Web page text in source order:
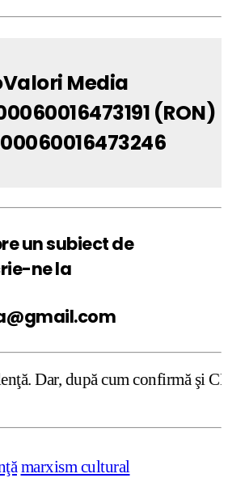
Media
(RON)
un subiect de
ne la
cum confirmă şi CEDO în
marxism cultural